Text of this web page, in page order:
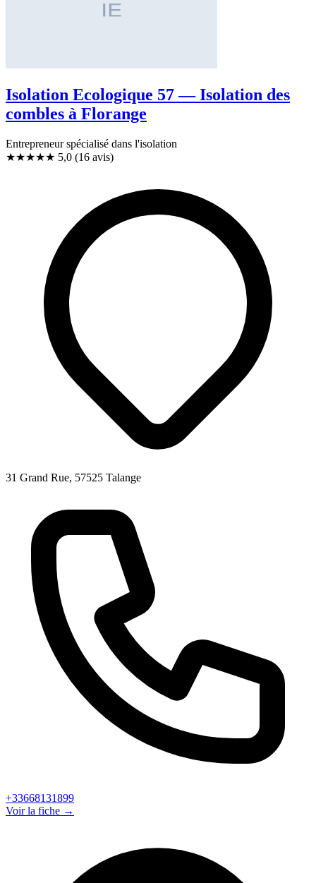
Isolation Ecologique 57 — Isolation des
combles à Florange
Entrepreneur spécialisé dans l'isolation
★★★★★ 5,0 (16 avis)
31 Grand Rue, 57525 Talange
+33668131899
Voir la fiche →